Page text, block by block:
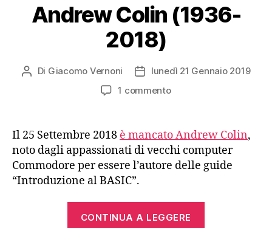
Andrew Colin (1936-
2018)
Autore
Di Giacomo Vernoni
Data
dell'articolo
lunedì 21 Gennaio 2019
1 commentosu
(1936-
2018)
Il 25 Settembre 2018 è mancato Andrew Colin,
noto dagli appassionati di vecchi computer
Commodore per essere l’autore delle guide
“Introduzione al BASIC”.
CONTINUA A LEGGERE